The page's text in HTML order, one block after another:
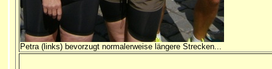
Petra (links) bevorzugt normalerweise längere Strecken...